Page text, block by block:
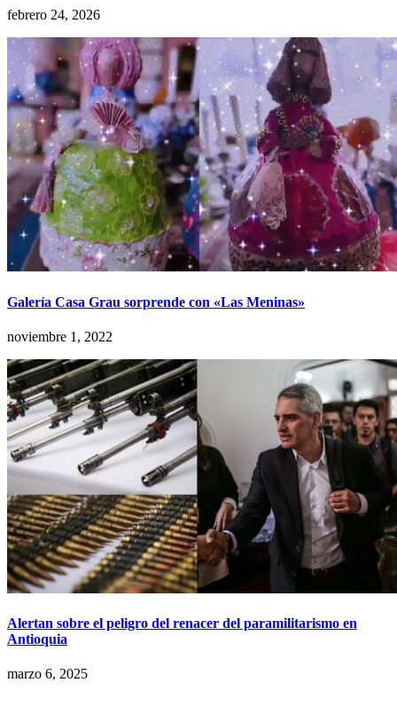
febrero 24, 2026
Galería Casa Grau sorprende con «Las Meninas»
noviembre 1, 2022
Alertan sobre el peligro del renacer del paramilitarismo en
Antioquia
marzo 6, 2025